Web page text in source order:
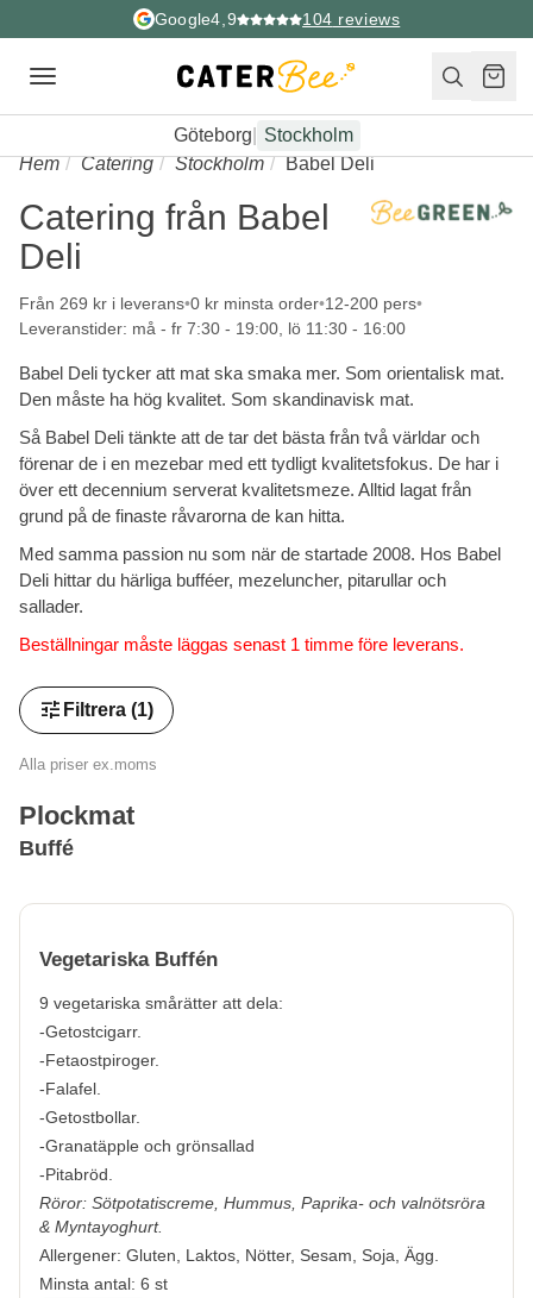
Google4,9 104 reviews
Toggle
Göteborg
Stockholm
Hem
Catering Stockholm Babel Deli
Catering från Babel
Deli
Från 269 kr i leverans 0 kr minsta order 12-200 pers
Leveranstider: må - fr 7:30 - 19:00, lö 11:30 - 16:00
Babel Deli tycker att mat ska smaka mer. Som orientalisk mat.
Den måste ha hög kvalitet. Som skandinavisk mat.
Så Babel Deli tänkte att de tar det bästa från två världar och
förenar de i en mezebar med ett tydligt kvalitetsfokus. De har i
över ett decennium serverat kvalitetsmeze. Alltid lagat från
grund på de finaste råvarorna de kan hitta.
Med samma passion nu som när de startade 2008. Hos Babel
Deli hittar du härliga bufféer, mezeluncher, pitarullar och
sallader.
Beställningar måste läggas senast 1 timme före leverans.
tune Filtrera (1)
Alla priser ex.moms
Plockmat
Buffé
Vegetariska Buffén
9 vegetariska smårätter att dela:
-Getostcigarr.
-Fetaostpiroger.
-Falafel.
-Getostbollar.
-Granatäpple och grönsallad
-Pitabröd.
Röror: Sötpotatiscreme, Hummus, Paprika- och valnötsröra
& Myntayoghurt.
Allergener: Gluten, Laktos, Nötter, Sesam, Soja, Ägg.
Minsta antal: 6 st